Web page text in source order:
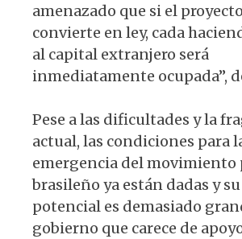
amenazado que si el
convierte en ley, cada
al capital extranjero será
inmediatamente ocupada”,
Pese a las dificultades y la
actual, las condiciones para
emergencia del movimiento
bra­sileño ya están dadas y
potencial es demasiado
gobierno que carece de